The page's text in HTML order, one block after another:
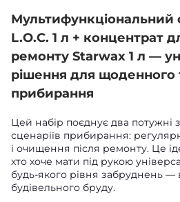
L.O.C. 1 л + концентрат
ремонту Starwax 1 л —
рішення для щоденного
прибирання
Цей набір поєднує два потужні
сценаріїв прибирання:
і очищення після ремонту. Це
хто хоче мати під рукою
будь-якого рівня забруднень
будівельного бруду.